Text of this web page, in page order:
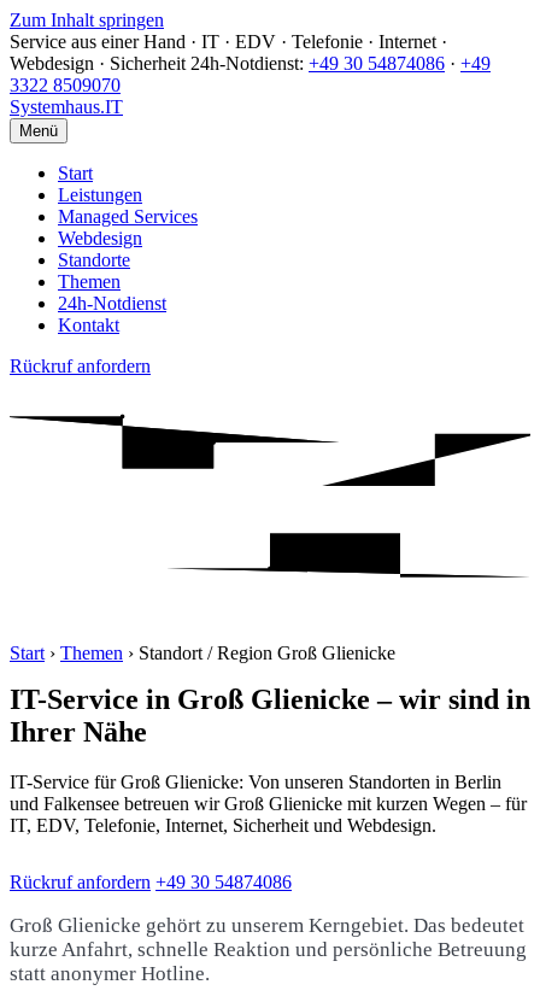
Zum Inhalt springen
Service aus einer Hand · IT · EDV · Telefonie · Internet ·
Webdesign · Sicherheit 24h-Notdienst: +49 30 54874086 · +49
3322 8509070
Systemhaus.IT
Menü
Start
Leistungen
Managed Services
Webdesign
Standorte
Themen
24h-Notdienst
Kontakt
Rückruf anfordern
Start › Themen › Standort / Region Groß Glienicke
IT-Service in Groß Glienicke – wir sind in
Ihrer Nähe
IT-Service für Groß Glienicke: Von unseren Standorten in Berlin
und Falkensee betreuen wir Groß Glienicke mit kurzen Wegen – für
IT, EDV, Telefonie, Internet, Sicherheit und Webdesign.
Rückruf anfordern +49 30 54874086
Groß Glienicke gehört zu unserem Kerngebiet. Das bedeutet
kurze Anfahrt, schnelle Reaktion und persönliche Betreuung
statt anonymer Hotline.